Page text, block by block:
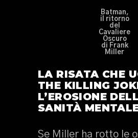
Batman,
il ritorno
del
Cavaliere
Oscuro
di Frank
Miller
LA RISATA CHE
THE KILLING
L’EROSIONE
SANITÀ
Se Miller ha rotto le